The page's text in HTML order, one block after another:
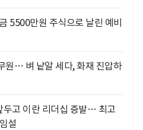
5500만원 주식으로 날린 예비
원… 벼 낱알 세다, 화재 진압하
두고 이란 리더십 증발… 최고
설